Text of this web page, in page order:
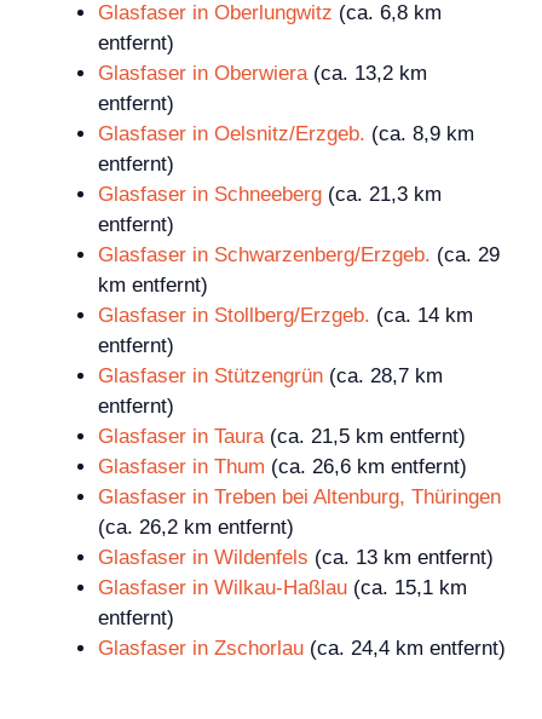
Glasfaser in Oberlungwitz (ca. 6,8 km
entfernt)
Glasfaser in Oberwiera(ca. 13,2 km
entfernt)
Glasfaser in Oelsnitz/Erzgeb. (ca. 8,9 km
entfernt)
Glasfaser in Schneeberg (ca. 21,3 km
entfernt)
Glasfaser in Schwarzenberg/Erzgeb. (ca. 29
km entfernt)
Glasfaser in Stollberg/Erzgeb. (ca. 14 km
entfernt)
Glasfaser in Stützengrün (ca. 28,7 km
entfernt)
Glasfaser in Taura(ca. 21,5 km entfernt)
Glasfaser in Thum (ca. 26,6 km entfernt)
Glasfaser in Treben bei Altenburg, Thüringen
(ca. 26,2 km entfernt)
Glasfaser in Wildenfels (ca. 13 km entfernt)
Glasfaser in Wilkau-Haßlau (ca. 15,1 km
entfernt)
Glasfaser in Zschorlau (ca. 24,4 km entfernt)